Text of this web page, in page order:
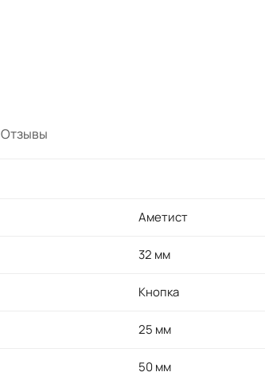
Отзывы
Аметист
32 мм
Кнопка
25 мм
50 мм